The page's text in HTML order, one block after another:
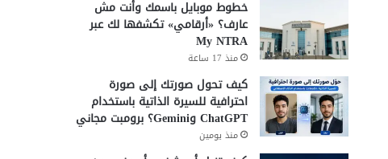
خطوط موبايل باسمك وأنت مش
عارف؟ «أرقامي» تكشفها لك عبر
My NTRA
منذ 17 ساعة
كيف تحول صورتك إلى صورة
احترافية للسيرة الذاتية باستخدام
ChatGPT وGemini؟ برومبت مجاني
منذ يومين